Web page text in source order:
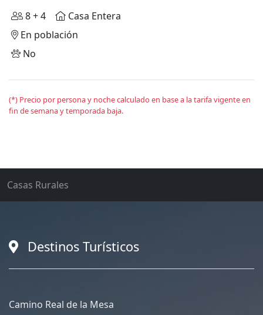
8 + 4
Casa Entera
En población
No
(*) Precio por persona y noche calculado en base a la tarifa vigente en
fin de semana y temporada baja.
Casas Rurales
Destinos Turísticos
Camino Real de la Mesa